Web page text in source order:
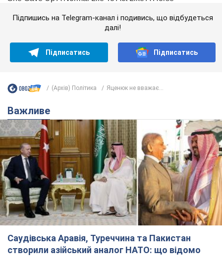
Підпишись на Telegram-канал і подивись, що відбудеться
далі!
Підписатись Підписатись
(Архів) Політика Яценюк не вважає...
Важливе
Саудівська Аравія, Туреччина та Пакистан
створили азійський аналог НАТО: що відомо